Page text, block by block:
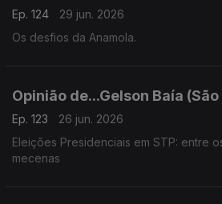
Ep. 124
29 jun. 2026
Os desfios da Anamola.
Opinião de...Gelson Baía
Ep. 123
26 jun. 2026
Eleições Presidenciais em STP: entre
mecenas